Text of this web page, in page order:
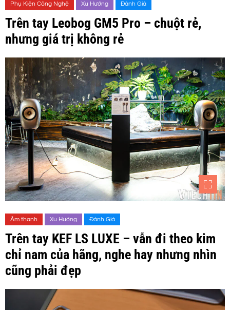
Phụ Kiện Công Nghệ Xu Hướng Đánh Giá
Trên tay Leobog GM5 Pro – chuột rẻ,
nhưng giá trị không rẻ
Âm thanh Xu Hướng Đánh Giá
Trên tay KEF LS LUXE – vẫn đi theo kim
chỉ nam của hãng, nghe hay nhưng nhìn
cũng phải đẹp